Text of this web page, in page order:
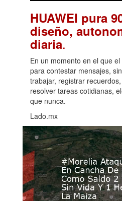
HUAWEI pura
diseño,
diaria.
En un momento en el que
para contestar mensajes,
trabajar, registrar
resolver tareas cotidianas,
que nunca.
Lado.mx